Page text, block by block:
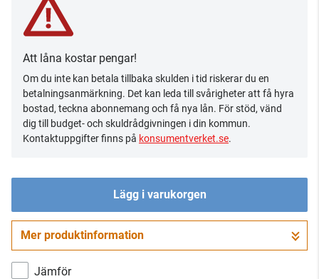
Att låna kostar pengar!
Om du inte kan betala tillbaka skulden i tid riskerar du en
betalningsanmärkning. Det kan leda till svårigheter att få hyra
bostad, teckna abonnemang och få nya lån. För stöd, vänd
dig till budget- och skuldrådgivningen i din kommun.
Kontaktuppgifter finns på konsumentverket.se.
Lägg i varukorgen
Gå till kassan
Mer produktinformation
Jämför